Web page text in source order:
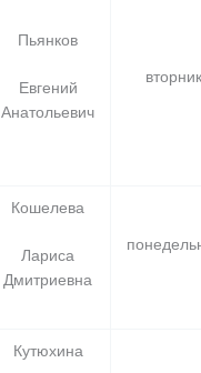
Пьянков
Евгений
Анатольевич
вторник
Кошелева
Лариса
Дмитриевна
Кутюхина